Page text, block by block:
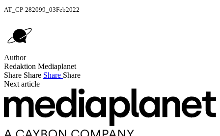
AT_CP-282099_03Feb2022
Author
Redaktion Mediaplanet
Share Share Share Share
Next article